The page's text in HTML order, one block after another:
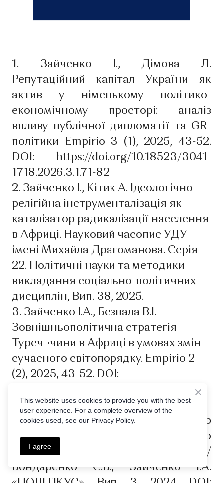
1. Зайченко І., Дімова Л.
Репутаційний капітал України як
актив у німецькому політико-
економічному просторі: аналіз
впливу публічної дипломатії та GR-
політики Empirio 3 (1), 2025, 43-52.
DOI: https://doi.org/10.18523/3041-
1718.2026.3.1.71-82
2. Зайченко І., Кітик А. Ідеологічно-
релігійна інструменталізація як
каталізатор радикалізації населення
в Африці. Науковий часопис УДУ
імені Михайла Драгоманова. Серія
22. Політичні науки та методики
викладання соціально-політичних
дисциплін, Вип. 38, 2025.
3. Зайченко І.А., Безпала В.І.
Зовнішньополітична стратегія
Туреч¬чини в Африці в умовах змін
сучасного світопорядку. Empirio 2
(2), 2025, 43-52. DOI:
1718.2025.2.2.43-52
4. Територіальний вимір
трансформації сучасного
світопорядку в умовах війни /
Бондаренко С.В., Зайченко І.А.
This website uses cookies to provide you with the best
user experience. For a complete overview of the
cookies used, see our Privacy Policy.
I agree